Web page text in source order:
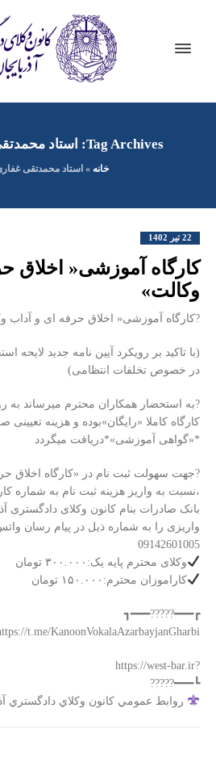
Tag Archives: استاد محمدتقی غفاری فردویی
خانه » استاد محمدتقی
22 تیر 1402
کارگاه آموزشی« اخلاق
وکالت»
?کارگاه آموزشی« اخلاق حرفه ای و آداب
(با تاکید بر رویکرد آیین نامه جدید لایحه
در خصوص تخلفات انتظامی)
?به استحضار همکاران محترم میرساند به
کارگاه کاملا «رایگان»بوده و هزینه تعیینی
*«گواهی آموزشی»*دریافت میگردد
?جهت سهولت ثبت نام در «کارگاه اخلاق
بانک صادرات بنام کانون وکلای دادگستری
واریزی را به شماره ذیل در پیام رسان
09142601005
وکلای محترم پایه یک:۳۰۰.۰۰۰ تومان
کاراموزان محترم:۱۵۰.۰۰۰ تومان
┏━━━?????━━━┓
‏?https://west-bar.ir
┗━━━?????
روابط عمومي كانون وكلاي دادگستري